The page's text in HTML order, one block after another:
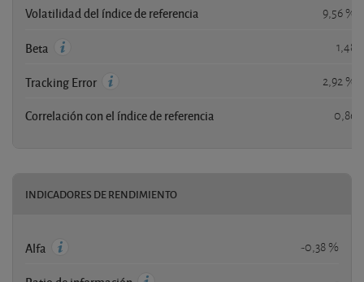
Volatilidad del índice de referencia 9,56 %
Beta 1,48
Tracking Error 2,92 %
Correlación con el índice de referencia 0,86
INDICADORES DE RENDIMIENTO
Alfa -0,38 %